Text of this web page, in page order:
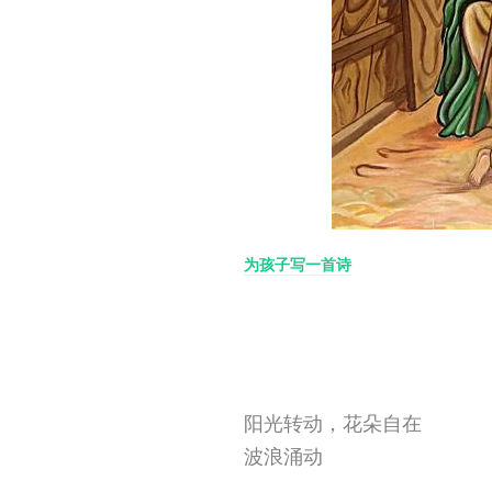
为孩子写一首诗
阳光转动，花朵自在
波浪涌动